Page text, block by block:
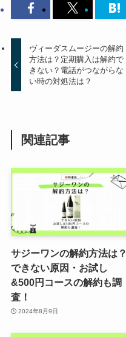
ヴィーダスムージーの解約
方法は？定期購入は解約で
きない？電話がつながらな
い時の対処法は？
関連記事
サジーワンの解約方法は？
できない原因・お試し
&500円コースの解約も調
査！
2024年8月9日